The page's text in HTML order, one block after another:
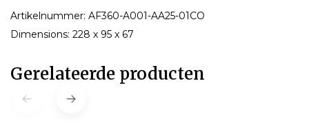
Artikelnummer: AF360-A001-AA25-01CO
Dimensions: 228 x 95 x 67
Gerelateerde producten